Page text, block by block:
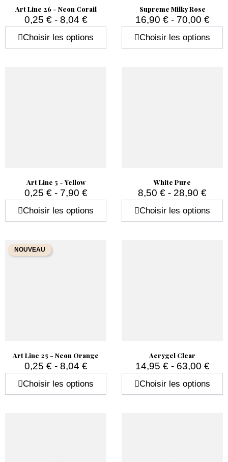
Art Line 26 - Neon Corail
0,25 € - 8,04 €
Choisir les options
Supreme Milky Rose
16,90 € - 70,00 €
Choisir les options
Art Line 5 - Yellow
0,25 € - 7,90 €
Choisir les options
White Pure
8,50 € - 28,90 €
Choisir les options
Art Line 25 - Neon Orange
0,25 € - 8,04 €
Choisir les options
NOUVEAU
Acrygel Clear
14,95 € - 63,00 €
Choisir les options